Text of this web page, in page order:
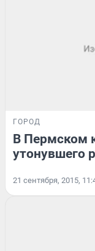
ГОРОД
В Пермском
утонувшего
21 сентября, 2015,